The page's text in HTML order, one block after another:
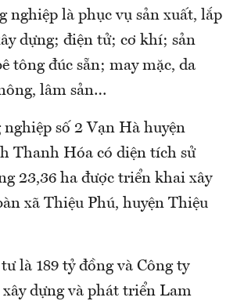
nghiệp là phục vụ sản xuất, lắp
dựng; điện tử; cơ khí; sản
tông đúc sẵn; may mặc, da
lâm sản…
nghiệp số 2 Vạn Hà huyện
Thanh Hóa có diện tích sử
23,36 ha được triển khai xây
xã Thiệu Phú, huyện Thiệu
là 189 tỷ đồng và Công ty
dựng và phát triển Lam